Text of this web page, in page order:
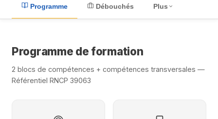
Programme Débouchés Plus
Programme de formation
2 blocs de compétences + compétences transversales —
Référentiel RNCP 39063